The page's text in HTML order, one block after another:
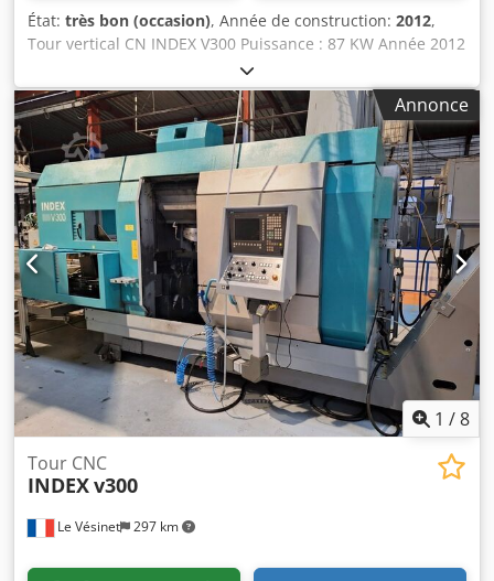
État: très bon (occasion), Année de construction: 2012,
Tour vertical CN INDEX V300 Puissance : 87 KW Année 2012
Crsdpfx Agezlaluskef 1 tourelle porte outils 10 positions
CN: SIEMENS SINUMERIK 840D sl convoyeur de pièces
environ 19 porte-outils dont porte-outils motorisés
présentoirs de 10 outils Convoyeur à copeaux Benne à
copeaux basculante et fourchable GOUBARD
Annonce
1 /8
Le Vésinet 297 km
Tour CNC
INDEXv300